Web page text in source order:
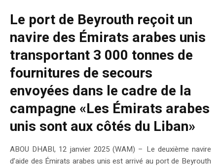
Le port de Beyrouth reçoit un
navire des Émirats arabes unis
transportant 3 000 tonnes de
fournitures de secours
envoyées dans le cadre de la
campagne «Les Émirats arabes
unis sont aux côtés du Liban»
ABOU DHABI, 12 janvier 2025 (WAM) – Le deuxième navire
d’aide des Émirats arabes unis est arrivé au port de Beyrouth